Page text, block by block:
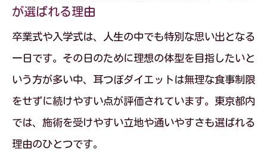
る仕組み
急ぎのイベント前も耳つぼダイエットが
選ばれる訳
短期集中で成果を出す耳つぼダイエット
のポイント
耳つぼダイエットで短期間のボディメイ
クが可能な理由
が選ばれる理由
卒業式や入学式は、人生の中でも特別な思い出となる
一日です。その日のために理想の体型を目指したいと
いう方が多い中、耳つぼダイエットは無理な食事制限
をせずに続けやすい点が評価されています。東京都内
では、施術を受けやすい立地や通いやすさも選ばれる
理由のひとつです。